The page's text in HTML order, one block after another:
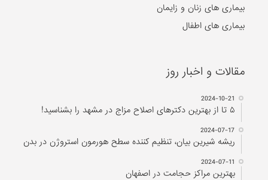
بیماری های زنان و زایمان
بیماری های اطفال
مقالات و اخبار روز
2024-10-21
۵ تا از بهترین دکتر‌های اصلاح مزاج در مشهد را بشناسید!
2024-07-17
ریشه شیرین بیان، تنظیم کننده سطح هورمون استروژن در بدن
2024-07-11
بهترین مراکز حجامت در اصفهان